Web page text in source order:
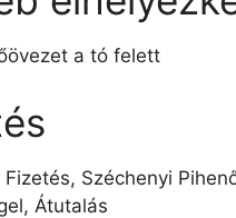
a tó felett
Fizetés, Széchenyi
Átutalás